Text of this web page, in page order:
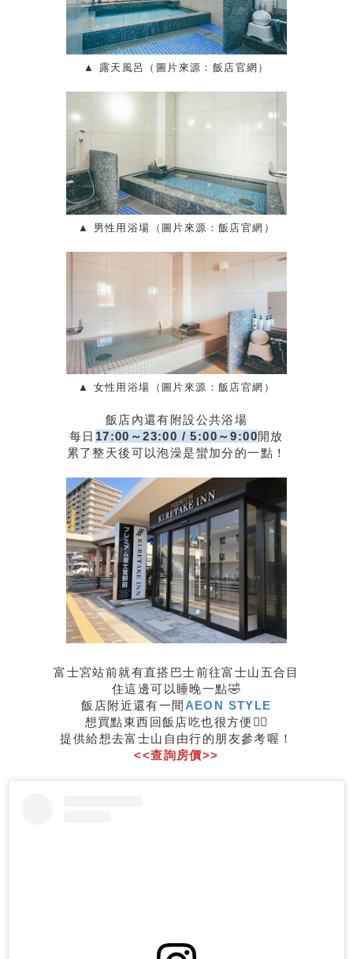
▲ 露天風呂（圖片來源：飯店官網）
▲ 男性用浴場（圖片來源：飯店官網）
▲ 女性用浴場（圖片來源：飯店官網）
飯店內還有附設公共浴場
每日 17:00～23:00 / 5:00～9:00開放
累了整天後可以泡澡是蠻加分的一點！
富士宮站前就有直搭巴士前往富士山五合目
住這邊可以睡晚一點🤣
飯店附近還有一間 AEON STYLE
想買點東西回飯店吃也很方便👍🏻
提供給想去富士山自由行的朋友參考喔！
<<查詢房價>>